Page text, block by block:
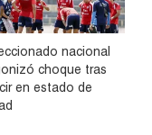
nacional
choque tras
en estado de